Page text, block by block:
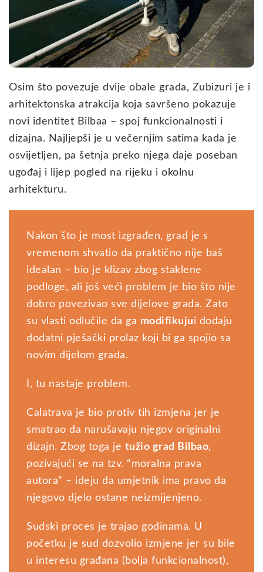
Osim što povezuje dvije obale grada, Zubizuri je i
arhitektonska atrakcija koja savršeno pokazuje
novi identitet Bilbaa – spoj funkcionalnosti i
dizajna. Najljepši je u večernjim satima kada je
osvijetljen, pa šetnja preko njega daje poseban
ugođaj i lijep pogled na rijeku i okolnu
arhitekturu.
Nakon što je most izgrađen, grad je s
vremenom shvatio da praktično nije baš
idealan – bio je klizav zbog staklene
podloge, ali još veći problem je bio što nije
dobro povezivao sve dijelove grada. Zato
su vlasti odlučile da ga modifikujui dodaju
dodatni pješački prolaz koji bi ga spojio sa
novim dijelom grada.
I, tu nastaje problem.
Calatrava je bio protiv tih izmjena jer je
smatrao da narušavaju njegov originalni
dizajn. Zbog toga je tužio grad Bilbao,
pozivajući se na tzv. “moralna prava
autora” – ideju da umjetnik ima pravo da
njegovo djelo ostane neizmijenjeno.
Sudski proces je trajao godinama. U
početku je sud dozvolio izmjene jer su bile
u interesu građana (bolja funkcionalnost),